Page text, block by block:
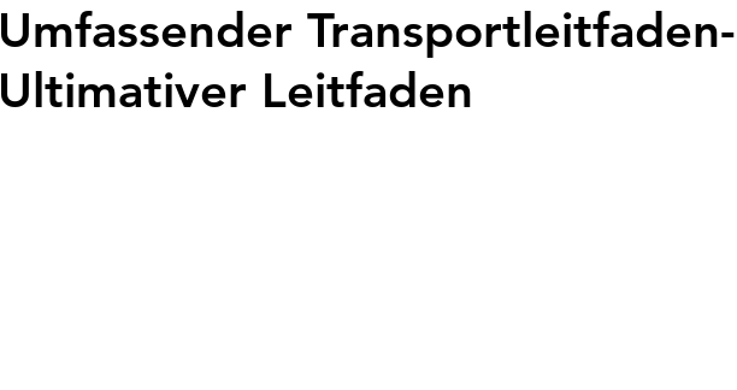
Umfassender
Ultimativer Leitfaden